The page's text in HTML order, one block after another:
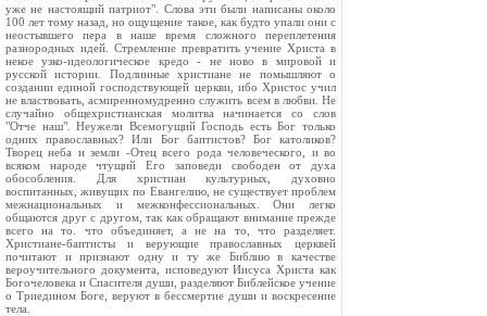
уже не настоящий патриот". Слова эти были написаны около
100 лет тому назад, но ощущение такое, как будто упали они с
неостывшего пера в наше время сложного переплетения
разнородных идей. Стремление превратить учение Христа в
некое узко-идеологическое кредо - не ново в мировой и
русской истории. Подлинные христиане не помышляют о
создании единой господствующей церкви, ибо Христос учил
не властвовать, асмиренномудренно служить всем в любви. Не
случайно общехристианская молитва начинается со слов
"Отче наш". Неужели Всемогущий Господь есть Бог только
одних православных? Или Бог баптистов? Бог католиков?
Творец неба и земли -Отец всего рода человеческого, и во
всяком народе чтущий Его заповеди свободен от духа
обособления. Для христиан культурных, духовно
воспитанных, живущих по Евангелию, не существует проблем
межнациональных и межконфессиональных. Они легко
общаются друг с другом, так как обращают внимание прежде
всего на то. что объединяет, а не на то, что разделяет.
Христиане-баптисты и верующие православных церквей
почитают и признают одну и ту же Библию в качестве
вероучительного документа, исповедуют Иисуса Христа как
Богочеловека и Спасителя души, разделяют Библейское учение
о Триедином Боге, веруют в бессмертие души и воскресение
тела.